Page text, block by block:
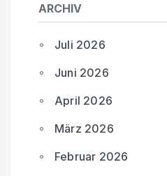
ARCHIV
Juli 2026
Juni 2026
April 2026
März 2026
Februar 2026